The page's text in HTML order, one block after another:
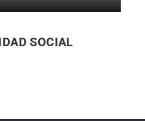
SOCIAL